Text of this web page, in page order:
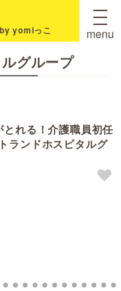
by yomiっこ menu
グループ
れる！介護職員初任
ランドホスピタルグ